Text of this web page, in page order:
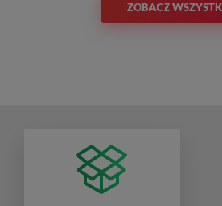
ZOBACZ